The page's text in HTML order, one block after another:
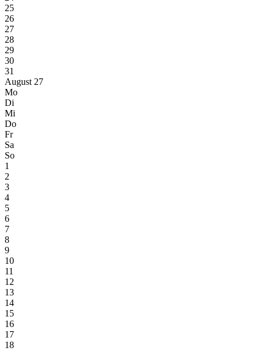
25
26
27
28
29
30
31
August 27
Mo
Di
Mi
Do
Fr
Sa
So
1
2
3
4
5
6
7
8
9
10
11
12
13
14
15
16
17
18